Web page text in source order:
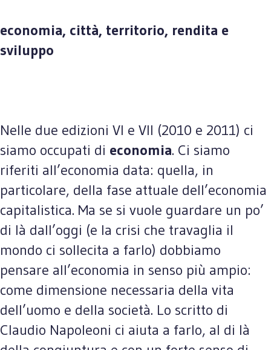
economia, città, territorio, rendita e
sviluppo
Nelle due edizioni VI e VII (2010 e 2011) ci
siamo occupati di economia. Ci siamo
riferiti all’economia data: quella, in
particolare, della fase attuale dell’economia
capitalistica. Ma se si vuole guardare un po’
di là dall’oggi (e la crisi che travaglia il
mondo ci sollecita a farlo) dobbiamo
pensare all’economia in senso più ampio:
come dimensione necessaria della vita
dell’uomo e della società. Lo scritto di
Claudio Napoleoni ci aiuta a farlo, al di là